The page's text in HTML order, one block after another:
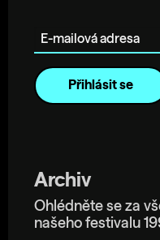
Archiv
Ohlédněte se za
našeho festivalu